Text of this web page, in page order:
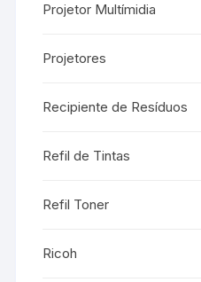
Projetor Multímidia
Projetores
Recipiente de Resíduos
Refil de Tintas
Refil Toner
Ricoh